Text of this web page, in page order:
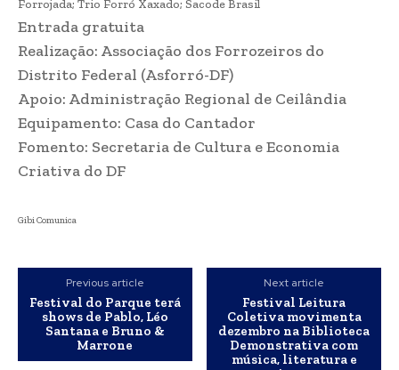
Forrojada; Trio Forró Xaxado; Sacode Brasil
Entrada gratuita
Realização: Associação dos Forrozeiros do
Distrito Federal (Asforró-DF)
Apoio: Administração Regional de Ceilândia
Equipamento: Casa do Cantador
Fomento: Secretaria de Cultura e Economia
Criativa do DF
Gibi Comunica
Previous article
Festival do Parque terá
shows de Pablo, Léo
Santana e Bruno &
Marrone
Next article
Festival Leitura
Coletiva movimenta
dezembro na Biblioteca
Demonstrativa com
música, literatura e